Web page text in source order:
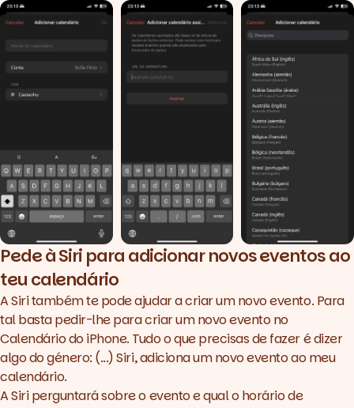
Pede à Siri para adicionar novos eventos ao
teu calendário
A Siri também te pode ajudar a criar um novo evento. Para
tal basta pedir-lhe para criar um novo evento no
Calendário do iPhone. Tudo o que precisas de fazer é dizer
algo do género: (...) Siri, adiciona um novo evento ao meu
calendário.
A Siri perguntará sobre o evento e qual o horário de